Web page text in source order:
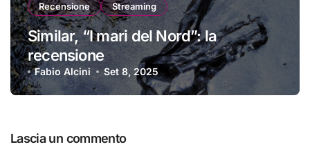
Recensione Streaming
Similar, “I mari del Nord”: la
recensione
Fabio Alcini Set 8, 2025
Lascia un commento